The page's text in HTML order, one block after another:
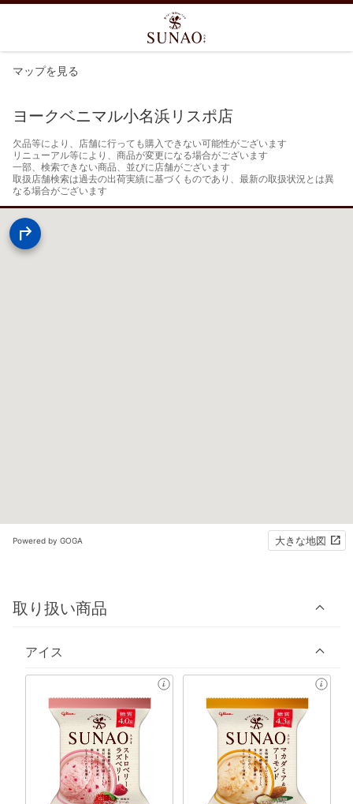
マップを見る
ヨークベニマル小名浜リスポ店
欠品等により、店舗に行っても購入できない可能性がございます
リニューアル等により、商品が変更になる場合がございます
一部、検索できない商品、並びに店舗がございます
取扱店舗検索は過去の出荷実績に基づくものであり、最新の取扱状況とは異
なる場合がございます
Powered by GOGA 大きな地図
取り扱い商品
アイス